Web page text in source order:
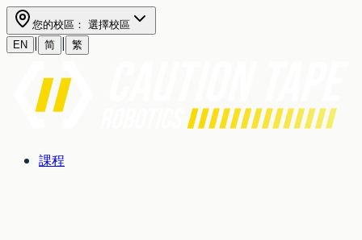
您的校區： 選擇校區
EN
简 繁
課程